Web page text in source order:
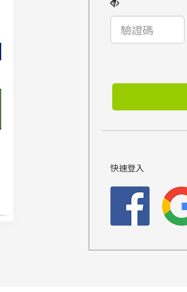
快速登入